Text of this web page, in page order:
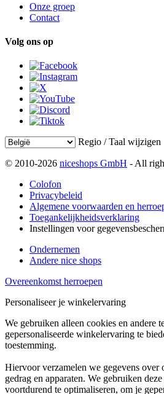
Onze groep
Contact
Volg ons op
Regio / Taal wijzigen
© 2010-2026 niceshops GmbH - All
Colofon
Privacybeleid
Algemene voorwaarden en
Toegankelijkheidsverklaring
Instellingen voor
Ondernemen
Andere nice shops
Overeenkomst herroepen
Personaliseer je winkelervaring
We gebruiken alleen cookies en andere
gepersonaliseerde winkelervaring te
toestemming.
Hiervoor verzamelen we gegevens over
gedrag en apparaten. We gebruiken
voortdurend te optimaliseren, om je